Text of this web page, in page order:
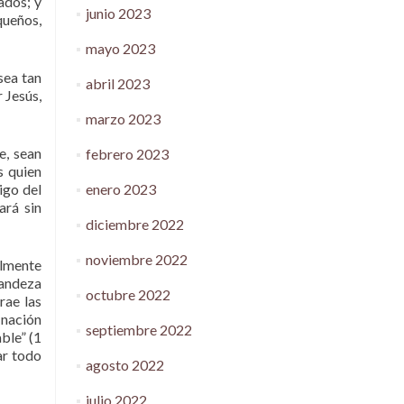
tan
sean
quien
del
sin
las
(1
todo
junio 2023
mayo 2023
abril 2023
marzo 2023
febrero 2023
enero 2023
diciembre 2022
noviembre 2022
octubre 2022
septiembre 2022
agosto 2022
julio 2022